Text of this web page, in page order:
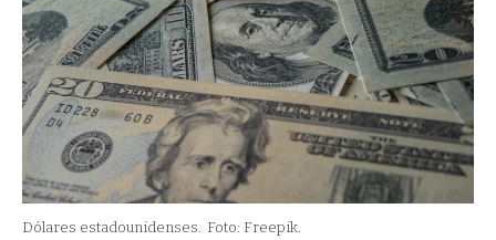
Dólares estadounidenses. Foto: Freepik.